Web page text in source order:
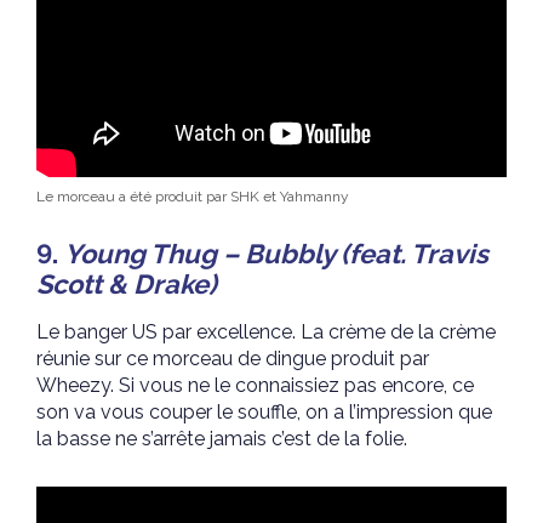
Le morceau a été produit par SHK et Yahmanny
9. Young Thug – Bubbly (feat. Travis
Scott & Drake)
Le banger US par excellence. La crème de la crème
réunie sur ce morceau de dingue produit par
Wheezy. Si vous ne le connaissiez pas encore, ce
son va vous couper le souffle, on a l’impression que
la basse ne s’arrête jamais c’est de la folie.